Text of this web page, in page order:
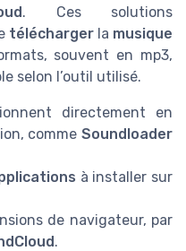
. Ces solutions
télécharger la musique
souvent en mp3,
selon l’outil utilisé.
directement en
comme Soundloader
à installer sur
de navigateur, par
.